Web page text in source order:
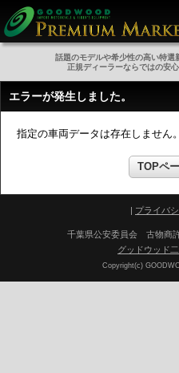
話題のモデルや希少性の高い特選
正規ディーラーならではの安
エラーが発生しました。
指定の車両データは存在しません。
TOPペ
| プライバ
千葉県公安委員会 古物商
グッドウッド
Copyright(c)